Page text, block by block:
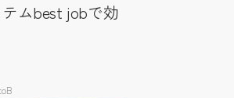
ムbest jobで効